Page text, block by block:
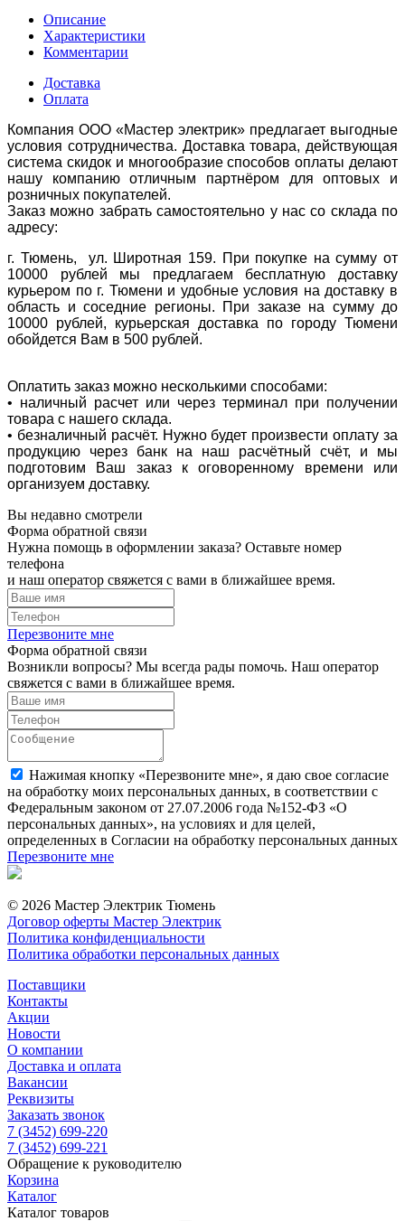
Описание
Характеристики
Комментарии
Доставка
Оплата
Компания ООО «Мастер электрик» предлагает выгодные
условия сотрудничества. Доставка товара, действующая
система скидок и многообразие способов оплаты делают
нашу компанию отличным партнёром для оптовых и
розничных покупателей.
Заказ можно забрать самостоятельно у нас со склада по
адресу:
г. Тюмень, ул. Широтная 159. При покупке на сумму от
10000 рублей мы предлагаем бесплатную доставку
курьером по г. Тюмени и удобные условия на доставку в
область и соседние регионы. При заказе на сумму до
10000 рублей, курьерская доставка по городу Тюмени
обойдется Вам в 500 рублей.
Оплатить заказ можно несколькими способами:
• наличный расчет или через терминал при получении
товара с нашего склада.
• безналичный расчёт. Нужно будет произвести оплату за
продукцию через банк на наш расчётный счёт, и мы
подготовим Ваш заказ к оговоренному времени или
организуем доставку.
Вы недавно смотрели
Форма обратной связи
Нужна помощь в оформлении заказа? Оставьте номер
телефона
и наш оператор свяжется с вами в ближайшее время.
Перезвоните мне
Форма обратной связи
Возникли вопросы? Мы всегда рады помочь. Наш оператор
свяжется с вами в ближайшее время.
Нажимая кнопку «Перезвоните мне», я даю свое согласие
на обработку моих персональных данных, в соответствии с
Федеральным законом от 27.07.2006 года №152-ФЗ «О
персональных данных», на условиях и для целей,
определенных в Согласии на обработку персональных данных
Перезвоните мне
© 2026 Мастер Электрик Тюмень
Договор оферты Мастер Электрик
Политика конфиденциальности
Политика обработки персональных данных
Поставщики
Контакты
Акции
Новости
О компании
Доставка и оплата
Вакансии
Реквизиты
Заказать звонок
7 (3452) 699-220
7 (3452) 699-221
Обращение к руководителю
Корзина
Каталог
Каталог товаров